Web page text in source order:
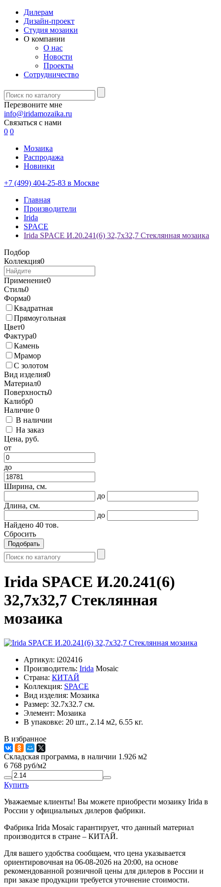
Дилерам
Дизайн-проект
Студия мозаики
О компании
О нас
Новости
Проекты
Сотрудничество
Перезвоните мне
info@iridamozaika.ru
Связаться с нами
0 0
Мозаика
Распродажа
Новинки
+7 (499) 404-25-83 в Москве
Главная
Производители
Irida
SPACE
Irida SPACE И.20.241(6) 32,7x32,7 Стеклянная мозаика
Подбор
Коллекция0
Применение0
Стиль0
Форма0
Квадратная
Прямоугольная
Цвет0
Фактура0
Камень
Мрамор
С золотом
Вид изделия0
Материал0
Поверхность0
Калибр0
Наличие 0
В наличии
На заказ
Цена, руб.
от
до
Ширина, см.
до
Длина, см.
до
Найдено 40 тов.
Сбросить
Подобрать
Irida SPACE И.20.241(6)
32,7x32,7 Стеклянная
мозаика
Артикул: i202416
Производитель: Irida Mosaic
Страна: КИТАЙ
Коллекция: SPACE
Вид изделия: Мозаика
Размер: 32.7x32.7 см.
Элемент: Мозаика
В упаковке: 20 шт., 2.14 м2, 6.55 кг.
В избранное
Складская программа, в наличии 1.926 м2
6 768 руб/м2
Купить
Уважаемые клиенты! Вы можете приобрести мозаику Irida в
России у официальных дилеров фабрики.
Фабрика Irida Mosaic гарантирует, что данный материал
производится в стране – КИТАЙ.
Для вашего удобства сообщаем, что цена указывается
ориентировочная на 06-08-2026 на 20:00, на основе
рекомендованной розничной цены для дилеров в России и
при заказе продукции требуется уточнение стоимости.